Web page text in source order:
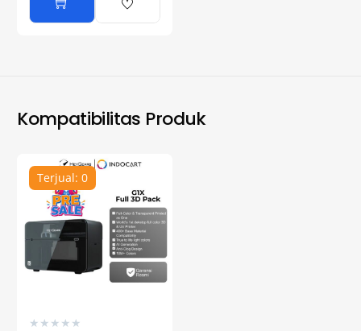
Kompatibilitas Produk
Terjual: 0
★ ★ ★ ★ ★